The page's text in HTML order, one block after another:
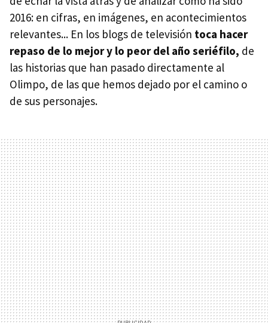
2016: en cifras, en imágenes, en acontecimientos
relevantes... En los blogs de televisión toca hacer
repaso de lo mejor y lo peor del año seriéfilo, de
las historias que han pasado directamente al
Olimpo, de las que hemos dejado por el camino o
de sus personajes.